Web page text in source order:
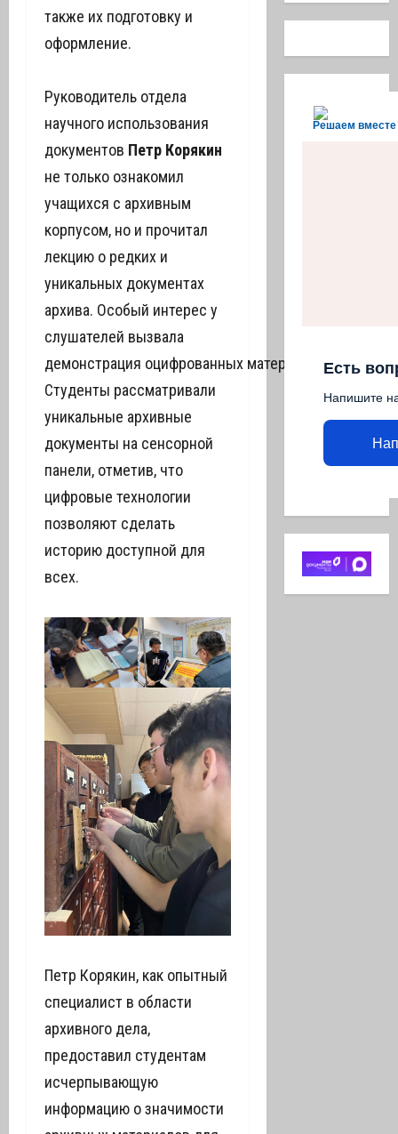
также их подготовку и
оформление.
Руководитель отдела
научного использования
документов Петр Корякин
не только ознакомил
учащихся с архивным
корпусом, но и прочитал
лекцию о редких и
уникальных документах
архива. Особый интерес у
слушателей вызвала
демонстрация оцифрованных материалов.
Студенты рассматривали
уникальные архивные
документы на сенсорной
панели, отметив, что
цифровые технологии
позволяют сделать
историю доступной для
всех.
Петр Корякин, как опытный
специалист в области
архивного дела,
предоставил студентам
исчерпывающую
информацию о значимости
Решаем вместе
Есть
Напишите